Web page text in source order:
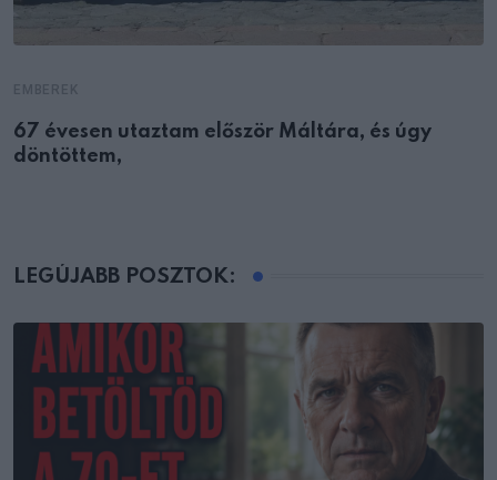
67 évesen utaztam először Máltára, és úgy
döntöttem,
LEGÚJABB POSZTOK: